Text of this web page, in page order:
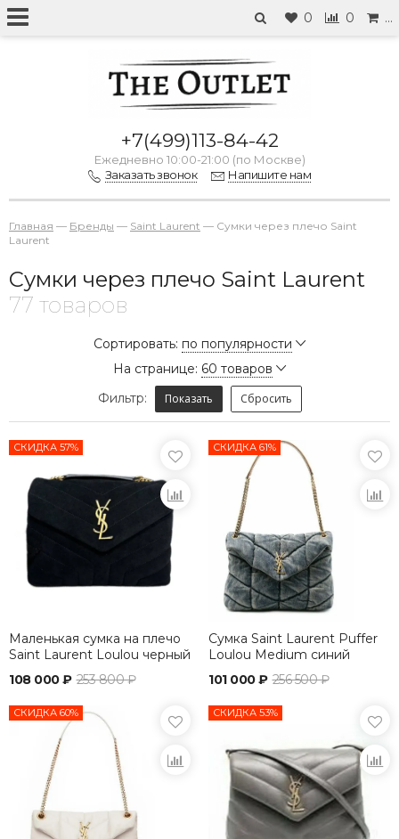
0 0 …
+7(499)113-84-42
Ежедневно 10:00-21:00 (по Москве)
Заказать звонок
Напишите нам
Главная — Бренды — Saint Laurent — Сумки через плечо Saint
Laurent
Сумки через плечо Saint Laurent
77 товаров
Сортировать: по популярности
На странице: 60 товаров
Фильтр:
Показать Сбросить
СКИДКА 57%
Маленькая сумка на плечо
Saint Laurent Loulou черный
108 000 ₽ 253 800 ₽
СКИДКА 61%
Сумка Saint Laurent Puffer
Loulou Medium синий
101 000 ₽ 256 500 ₽
СКИДКА 60% СКИДКА 53%